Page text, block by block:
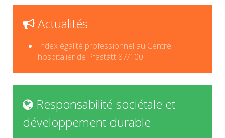
Actualités
Index égalité professionnel au Centre
hospitalier de Pfastatt 87/100
Responsabilité sociétale et
développement durable